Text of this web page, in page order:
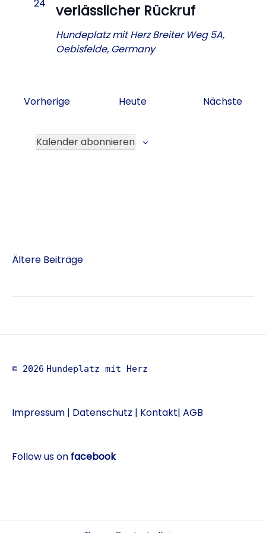
24 verlässlicher Rückruf
Hundeplatz mit HerzBreiter Weg 5A,
Oebisfelde, Germany
VorherigeVeranstaltungen
Heute Nächste
Kalender abonnieren
Beitragsnavigation
Ältere Beiträge
© 2026 Hundeplatz mit Herz
Impressum | Datenschutz | Kontakt| AGB
Follow us on facebook